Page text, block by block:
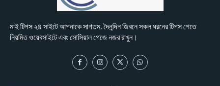
মাই টিপস ২৪ সাইটে আপনাকে সাগতম, দৈনন্দিন জিবনে সকল ধরনের টিপস পেতে
নিয়মিত ওয়েবসাইটে এবং সোসিয়াল পেজে নজর রাখুন।